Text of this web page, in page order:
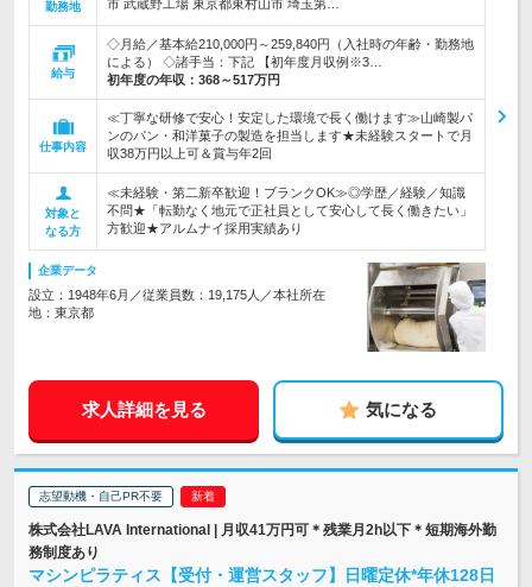
勤務地 市 武蔵野工場 東京都東村山市 埼玉第…
給与
◇月給／基本給210,000円～259,840円（入社時の年齢・勤務地
による） ◇諸手当：下記 【初年度月収例※3…
初年度の年収： 368～517万円
仕事内容
≪丁寧な研修で安心！安定した環境で長く働けます≫山崎製パ
ンのパン・和洋菓子の製造を担当します★未経験スタートで月
収38万円以上可＆賞与年2回
対象と
なる方
≪未経験・第二新卒歓迎！ブランクOK≫◎学歴／経験／知識
不問★「転勤なく地元で正社員として安心して長く働きたい」
方歓迎★アルムナイ採用実績あり
企業データ
設立：1948年6月／従業員数：19,175人／本社所在
地：東京都
求人詳細を見る 気になる
志望動機・自己PR不要
株式会社LAVA International | 月収41万円可＊残業月2h以下＊短期海外勤
務制度あり
マシンピラティス【受付・運営スタッフ】日曜定休*年休128日